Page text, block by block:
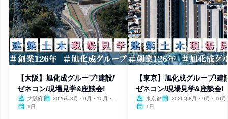
【大阪】旭化成グループ!建設/
ゼネコン/現場見学&座談会!
大阪府
2026年8月・9月・10月・11
1日
【東京】旭化成グループ!建
ゼネコン/現場見学&座談会!
東京都
2026年8月・9月・10月
1日